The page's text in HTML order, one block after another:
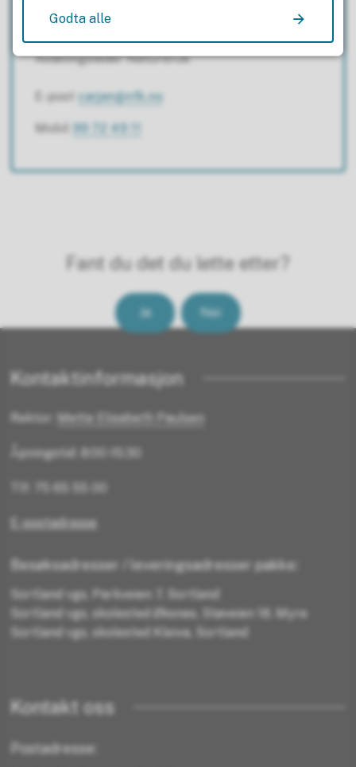
Avdelingsleder Naturbruk
E-post carjen@nfk.no
Mobil 99 72 49 11
Fant du det du lette etter?
Ja Nei
Kontaktinformasjon
Rektor: Mette Elisabeth Paulsen
Åpningstid: 8:00-15:30
E-postadresse
Besøksadresser / leveringsadresser pakke:
Sortland vgs, Parkveien 7, Sortland
Sortland vgs, skolested Øksnes, Støveien 18, Myre
Sortland vgs, skolested Kleiva, Sortland
Kontakt oss
Postadresse:
Godta alle